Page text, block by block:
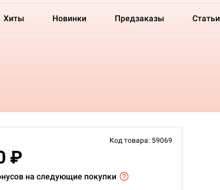
Хиты Новинки Предзаказы Статьи
Код товара: 59069
₽
на следующие покупки